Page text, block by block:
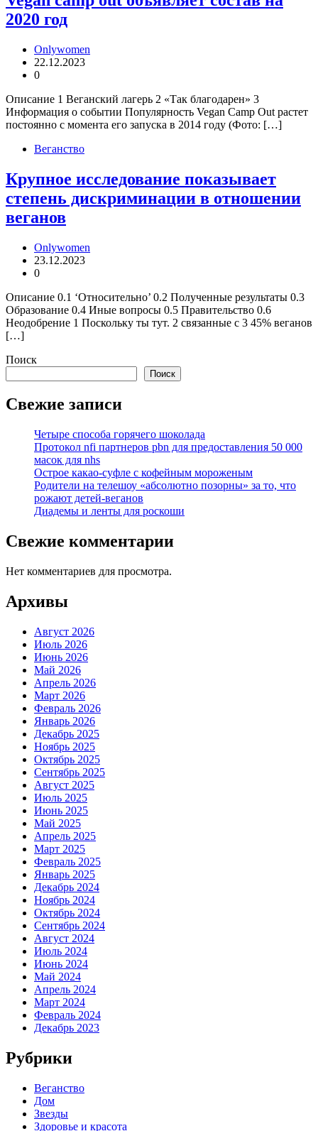
2020 год
Onlywomen
22.12.2023
0
Описание 1 Веганский лагерь 2 «Так благодарен» 3
Информация о событии Популярность Vegan Camp Out растет
постоянно с момента его запуска в 2014 году (Фото: […]
Веганство
Крупное исследование показывает
степень дискриминации в отношении
веганов
Onlywomen
23.12.2023
0
Описание 0.1 ‘Относительно’ 0.2 Полученные результаты 0.3
Образование 0.4 Иные вопросы 0.5 Правительство 0.6
Неодобрение 1 Поскольку ты тут. 2 связанные с 3 45% веганов
[…]
Поиск
Поиск
Свежие записи
Четыре способа горячего шоколада
Протокол nfi партнеров pbn для предоставления 50 000
масок для nhs
Острое какао-суфле с кофейным мороженым
Родители на телешоу «абсолютно позорны» за то, что
рожают детей-веганов
Диадемы и ленты для роскоши
Свежие комментарии
Нет комментариев для просмотра.
Архивы
Август 2026
Июль 2026
Июнь 2026
Май 2026
Апрель 2026
Март 2026
Февраль 2026
Январь 2026
Декабрь 2025
Ноябрь 2025
Октябрь 2025
Сентябрь 2025
Август 2025
Июль 2025
Июнь 2025
Май 2025
Апрель 2025
Март 2025
Февраль 2025
Январь 2025
Декабрь 2024
Ноябрь 2024
Октябрь 2024
Сентябрь 2024
Август 2024
Июль 2024
Июнь 2024
Май 2024
Апрель 2024
Март 2024
Февраль 2024
Декабрь 2023
Рубрики
Веганство
Дом
Звезды
Здоровье и красота